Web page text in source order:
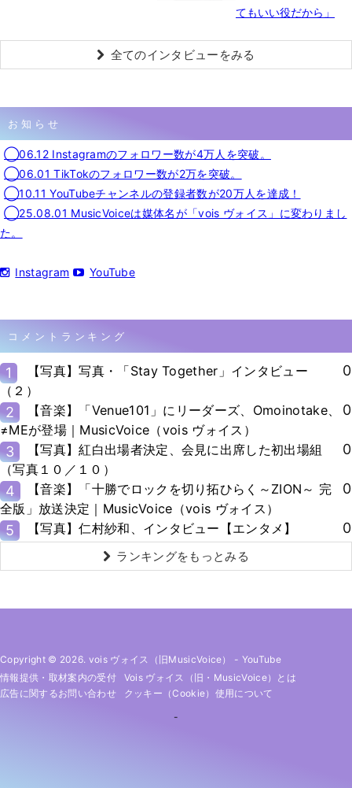
てもいい役だから」
全てのインタビューをみる
お知らせ
◯06.12 Instagramのフォロワー数が4万人を突破。
◯06.01 TikTokのフォロワー数が2万を突破。
◯10.11 YouTubeチャンネルの登録者数が20万人を達成！
◯25.08.01 MusicVoiceは媒体名が「vois ヴォイス」に変わりまし
た。
Instagram YouTube
コメントランキング
1
【写真】写真・「Stay Together」インタビュー
（２）
0
2
【音楽】「Venue101」にリーダーズ、Omoinotake、
≠MEが登場｜MusicVoice（vois ヴォイス）
0
3
【写真】紅白出場者決定、会見に出席した初出場組
（写真１０／１０）
0
4
【音楽】「十勝でロックを切り拓ひらく～ZION～ 完
全版」放送決定｜MusicVoice（vois ヴォイス）
0
5 【写真】仁村紗和、インタビュー【エンタメ】 0
ランキングをもっとみる
Copyright © 2026. vois ヴォイス（旧MusicVoice） - YouTube
情報提供・取材案内の受付
Vois ヴォイス（旧・MusicVoice）とは
広告に関するお問い合わせ
クッキー（cookie）使用について
-